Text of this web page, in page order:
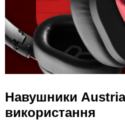
Навушники
використання